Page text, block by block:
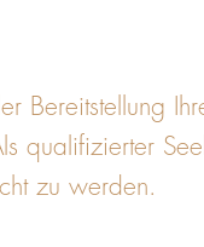
Bereitstellung
qualifizierter
zu werden.